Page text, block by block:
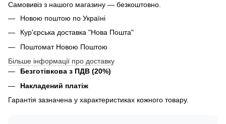
Самовивіз з нашого магазину — безкоштовно.
Новою поштою по Україні
Кур'єрська доставка "Нова Пошта"
Поштомат Новою Поштою
Більше інформації про доставку
Безготівкова з ПДВ (20%)
Накладений платіж
Гарантія зазначена у характеристиках кожного товару.